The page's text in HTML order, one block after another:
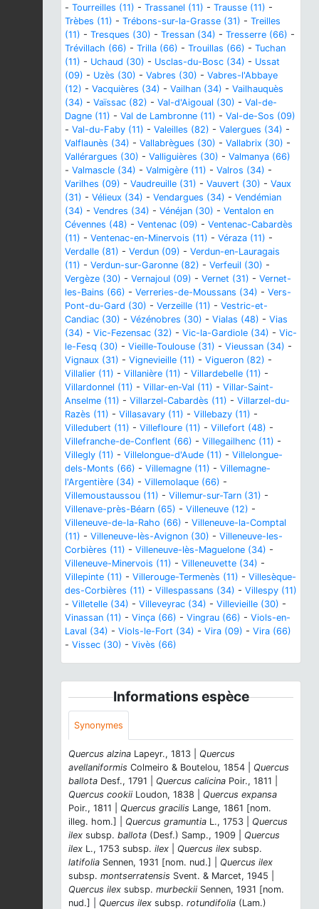
- Tourreilles (11) - Trassanel (11) - Trausse (11) -
Trèbes (11) - Trébons-sur-la-Grasse (31) - Treilles
(11) - Tresques (30) - Tressan (34) - Tresserre (66) -
Trévillach (66) - Trilla (66) - Trouillas (66) - Tuchan
(11) - Uchaud (30) - Usclas-du-Bosc (34) - Ussat
(09) - Uzès (30) - Vabres (30) - Vabres-l'Abbaye
(12) - Vacquières (34) - Vailhan (34) - Vailhauquès
(34) - Vaïssac (82) - Val-d'Aigoual (30) - Val-de-
Dagne (11) - Val de Lambronne (11) - Val-de-Sos (09)
- Val-du-Faby (11) - Valeilles (82) - Valergues (34) -
Valflaunès (34) - Vallabrègues (30) - Vallabrix (30) -
Vallérargues (30) - Valliguières (30) - Valmanya (66)
- Valmascle (34) - Valmigère (11) - Valros (34) -
Varilhes (09) - Vaudreuille (31) - Vauvert (30) - Vaux
(31) - Vélieux (34) - Vendargues (34) - Vendémian
(34) - Vendres (34) - Vénéjan (30) - Ventalon en
Cévennes (48) - Ventenac (09) - Ventenac-Cabardès
(11) - Ventenac-en-Minervois (11) - Véraza (11) -
Verdalle (81) - Verdun (09) - Verdun-en-Lauragais
(11) - Verdun-sur-Garonne (82) - Verfeuil (30) -
Vergèze (30) - Vernajoul (09) - Vernet (31) - Vernet-
les-Bains (66) - Verreries-de-Moussans (34) - Vers-
Pont-du-Gard (30) - Verzeille (11) - Vestric-et-
Candiac (30) - Vézénobres (30) - Vialas (48) - Vias
(34) - Vic-Fezensac (32) - Vic-la-Gardiole (34) - Vic-
le-Fesq (30) - Vieille-Toulouse (31) - Vieussan (34) -
Vignaux (31) - Vignevieille (11) - Vigueron (82) -
Villalier (11) - Villanière (11) - Villardebelle (11) -
Villardonnel (11) - Villar-en-Val (11) - Villar-Saint-
Anselme (11) - Villarzel-Cabardès (11) - Villarzel-du-
Razès (11) - Villasavary (11) - Villebazy (11) -
Villedubert (11) - Villefloure (11) - Villefort (48) -
Villefranche-de-Conflent (66) - Villegailhenc (11) -
Villegly (11) - Villelongue-d'Aude (11) - Villelongue-
dels-Monts (66) - Villemagne (11) - Villemagne-
l'Argentière (34) - Villemolaque (66) -
Villemoustaussou (11) - Villemur-sur-Tarn (31) -
Villenave-près-Béarn (65) - Villeneuve (12) -
Villeneuve-de-la-Raho (66) - Villeneuve-la-Comptal
(11) - Villeneuve-lès-Avignon (30) - Villeneuve-les-
Corbières (11) - Villeneuve-lès-Maguelone (34) -
Villeneuve-Minervois (11) - Villeneuvette (34) -
Villepinte (11) - Villerouge-Termenès (11) - Villesèque-
des-Corbières (11) - Villespassans (34) - Villespy (11)
- Villetelle (34) - Villeveyrac (34) - Villevieille (30) -
Vinassan (11) - Vinça (66) - Vingrau (66) - Viols-en-
Laval (34) - Viols-le-Fort (34) - Vira (09) - Vira (66)
- Vissec (30) - Vivès (66)
Informations espèce
Synonymes
Quercus alzina Lapeyr., 1813 | Quercus
avellaniformis Colmeiro & Boutelou, 1854 | Quercus
ballota Desf., 1791 | Quercus calicina Poir., 1811 |
Quercus cookii Loudon, 1838 | Quercus expansa
Poir., 1811 | Quercus gracilis Lange, 1861 [nom.
illeg. hom.] | Quercus gramuntia L., 1753 | Quercus
ilex subsp. ballota (Desf.) Samp., 1909 | Quercus
ilex L., 1753 subsp. ilex Quercus ilex subsp.
latifolia Sennen, 1931 [nom. nud.] | Quercus ilex
subsp. montserratensis Svent. & Marcet, 1945 |
Quercus ilex subsp. murbeckii Sennen, 1931 [nom.
nud.] | Quercus ilex subsp. rotundifolia (Lam.)